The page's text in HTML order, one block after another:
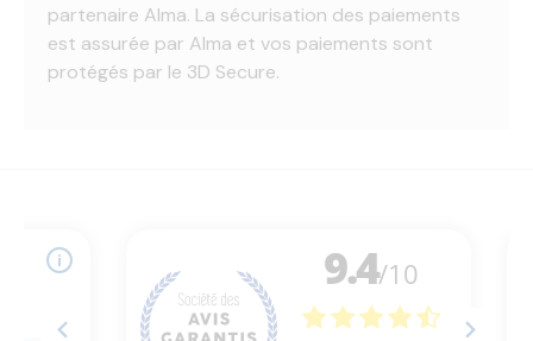
partenaire Alma. La sécurisation des paiements
est assurée par Alma et vos paiements sont
protégés par le 3D Secure.